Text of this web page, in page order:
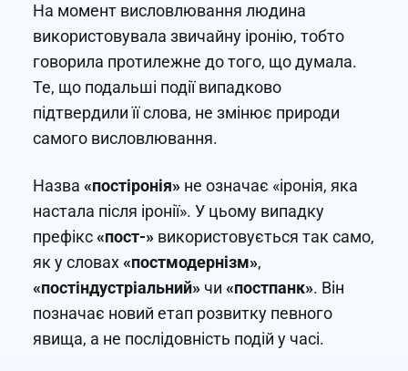
На момент висловлювання людина
використовувала звичайну іронію, тобто
говорила протилежне до того, що думала.
Те, що подальші події випадково
підтвердили її слова, не змінює природи
самого висловлювання.
Назва «постіронія» не означає «іронія, яка
настала після іронії». У цьому випадку
префікс«пост-» використовується так само,
як у словах«постмодернізм»,
«постіндустріальний» чи «постпанк». Він
позначає новий етап розвитку певного
явища, а не послідовність подій у часі.